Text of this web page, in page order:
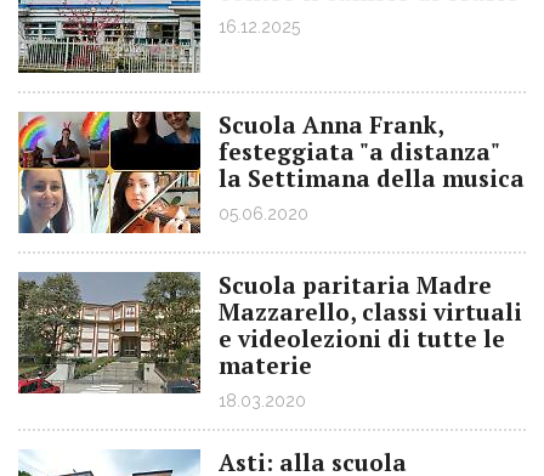
16.12.2025
Scuola Anna Frank,
festeggiata "a distanza"
la Settimana della musica
05.06.2020
Scuola paritaria Madre
Mazzarello, classi virtuali
e videolezioni di tutte le
materie
18.03.2020
Asti: alla scuola